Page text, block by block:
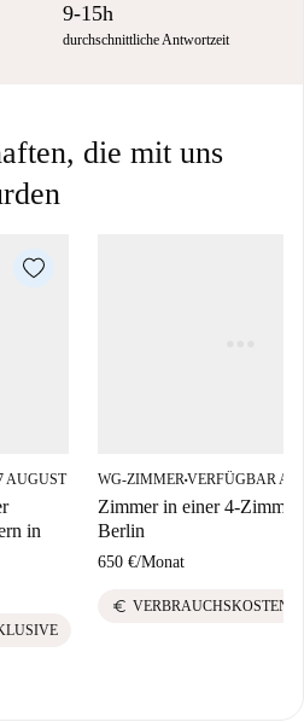
9-15h
durchschnittliche Antwortzeit
die mit uns
AUGUST
in
WG-ZIMMER■VERFÜGBAR AB
Zimmer in einer 4-
Berlin
650 €/Monat
euro VERBRAUCHSKOSTEN